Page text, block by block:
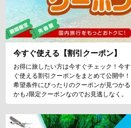
今すぐ使える【割引クーポン】
お得に旅したい方は今すぐチェック！今す
ぐ使える割引クーポンをまとめて公開中！
希望条件にぴったりのクーポンが見つかる
かも♪限定クーポンなのでお見逃しなく。